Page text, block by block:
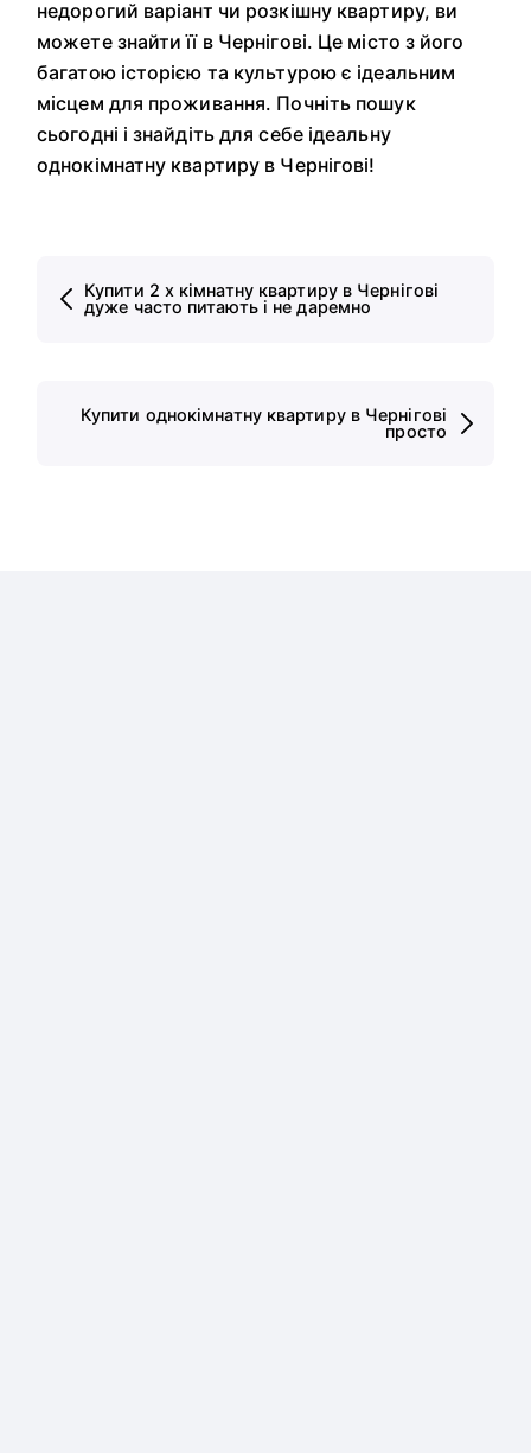
недорогий варіант чи розкішну квартиру, ви
можете знайти її в Чернігові. Це місто з його
багатою історією та культурою є ідеальним
місцем для проживання. Почніть пошук
сьогодні і знайдіть для себе ідеальну
однокімнатну квартиру в Чернігові!
Купити 2 х кімнатну квартиру в Чернігові
дуже часто питають і не даремно
Купити однокімнатну квартиру в Чернігові
просто